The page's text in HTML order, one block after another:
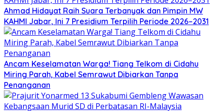
Ahmad Hidayat Raih Suara Terbanyak dan Pimpin MW
KAHMI Jabar, Ini 7 Presidium Terpilih Periode 2026–2031
Ancam Keselamatan Warga! Tiang Telkom di Cidahu
Miring Parah, Kabel Semrawut Dibiarkan Tanpa
Penanganan